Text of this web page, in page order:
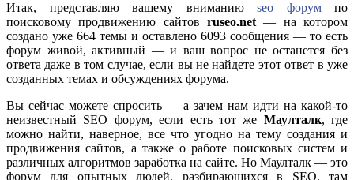
Итак, представляю вашему вниманию seo форумпо
поисковому продвижению сайтов ruseo.net— на котором
создано уже 664 темы и оставлено 6093 сообщения — то есть
форум живой, активный — и ваш вопрос не останется без
ответа даже в том случае, если вы не найдете этот ответ в уже
созданных темах и обсуждениях форума.
Вы сейчас можете спросить — а зачем нам идти на какой-то
неизвестный SEO форум, если есть тот же Маулталк, где
можно найти, наверное, все что угодно на тему создания и
продвижения сайтов, а также о работе поисковых систем и
различных алгоритмов заработка на сайте. Но Маулталк — это
форум для опытных людей, разбирающихся в SEO, там